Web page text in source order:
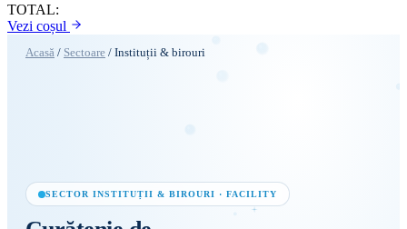
TOTAL:
Vezi coșul
Acasă / Sectoare / Instituții & birouri
SECTOR INSTITUȚII & BIROURI · FACILITY